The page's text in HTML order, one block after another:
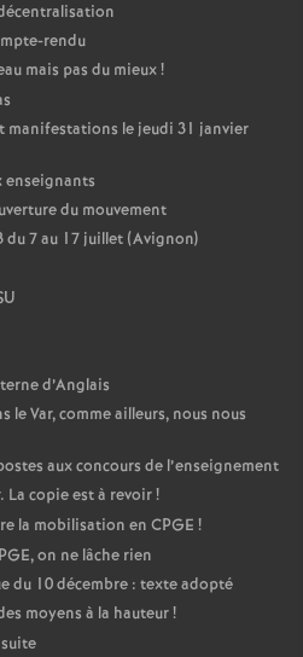
rendu
mais pas du mieux!
manifestations le jeudi 31 janvier
enseignants
du mouvement
7 au 17 juillet (Avignon)
d’Anglais
le Var, comme ailleurs, nous nous
aux concours de l’enseignement
La copie est à revoir!
la mobilisation en CPGE !
on ne lâche rien
du 10 décembre : texte adopté
moyens à la hauteur!